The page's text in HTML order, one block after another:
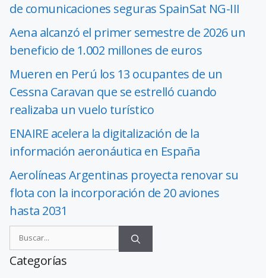
de comunicaciones seguras SpainSat NG-III
Aena alcanzó el primer semestre de 2026 un
beneficio de 1.002 millones de euros
Mueren en Perú los 13 ocupantes de un
Cessna Caravan que se estrelló cuando
realizaba un vuelo turístico
ENAIRE acelera la digitalización de la
información aeronáutica en España
Aerolíneas Argentinas proyecta renovar su
flota con la incorporación de 20 aviones
hasta 2031
Categorías